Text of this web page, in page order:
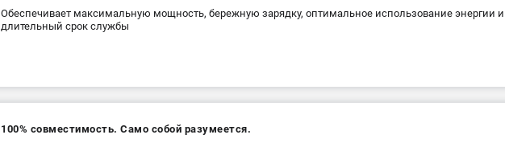
Обеспечивает максимальную мощность, бережную зарядку, оптимальное использование энергии и
длительный срок службы
100% совместимость. Само собой разумеется.